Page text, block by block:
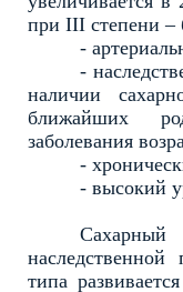
при III степени –
-
-
наличии
ближайших
заболевания
-
- высокий
типа